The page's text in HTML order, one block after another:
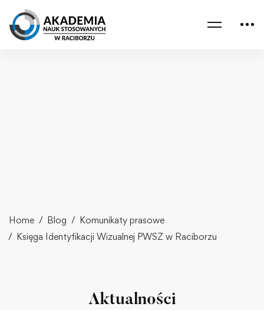
Home Blog
Komunikaty prasowe
Księga Identyfikacji Wizualnej PWSZ w Raciborzu
Aktualności